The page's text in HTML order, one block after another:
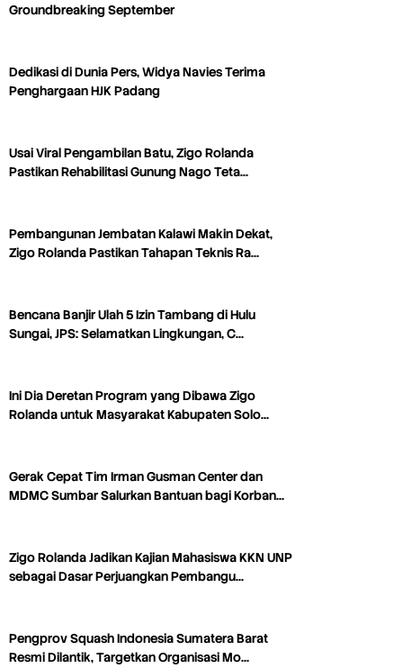
Groundbreaking September
Dedikasi di Dunia Pers, Widya Navies Terima
Penghargaan HJK Padang
Usai Viral Pengambilan Batu, Zigo Rolanda
Pastikan Rehabilitasi Gunung Nago Teta…
Pembangunan Jembatan Kalawi Makin Dekat,
Zigo Rolanda Pastikan Tahapan Teknis Ra…
Bencana Banjir Ulah 5 Izin Tambang di Hulu
Sungai, JPS: Selamatkan Lingkungan, C…
Ini Dia Deretan Program yang Dibawa Zigo
Rolanda untuk Masyarakat Kabupaten Solo…
Gerak Cepat Tim Irman Gusman Center dan
MDMC Sumbar Salurkan Bantuan bagi Korban…
Zigo Rolanda Jadikan Kajian Mahasiswa KKN UNP
sebagai Dasar Perjuangkan Pembangu…
Pengprov Squash Indonesia Sumatera Barat
Resmi Dilantik, Targetkan Organisasi Mo…